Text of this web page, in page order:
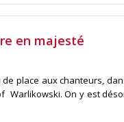
en majesté
place aux chanteurs,
Warlikowski. On y est